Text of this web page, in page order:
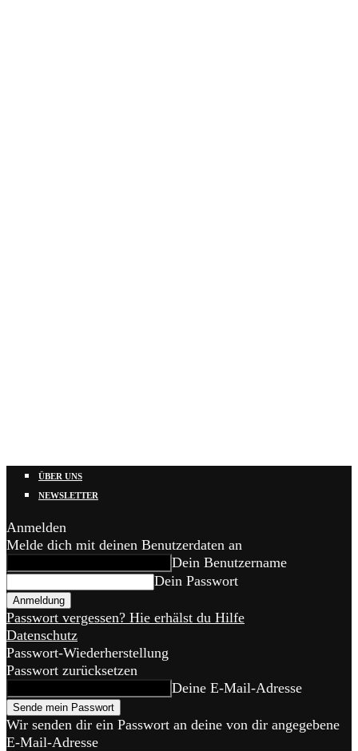
ÜBER UNS
NEWSLETTER
Anmelden
Melde dich mit deinen Benutzerdaten an
Dein Benutzername
Dein Passwort
Passwort vergessen? Hie erhälst du Hilfe
Datenschutz
Passwort-Wiederherstellung
Passwort zurücksetzen
Deine E-Mail-Adresse
Wir senden dir ein Passwort an deine von dir angegebene
E-Mail-Adresse